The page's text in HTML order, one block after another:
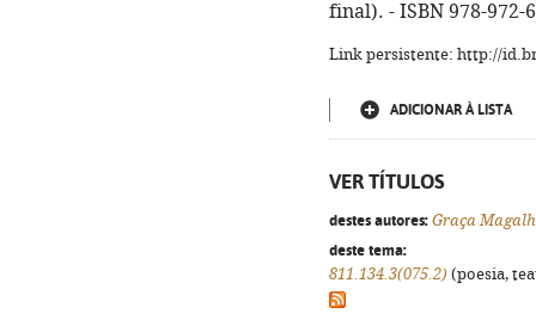
final). - ISBN 978-972-
Link persistente: http://
ADICIONAR À LISTA
VER TÍTULOS
destes autores: Graça
deste tema:
811.134.3(075.2) (poesia,